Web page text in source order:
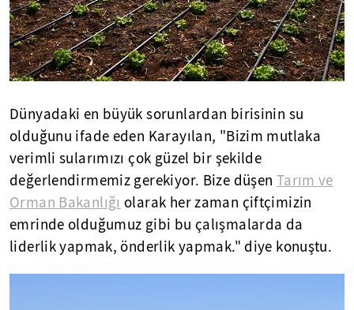
Dünyadaki en büyük sorunlardan birisinin su
olduğunu ifade eden Karayılan, "Bizim mutlaka
verimli sularımızı çok güzel bir şekilde
değerlendirmemiz gerekiyor. Bize düşen Tarım ve
Orman Bakanlığı olarak her zaman çiftçimizin
emrinde olduğumuz gibi bu çalışmalarda da
liderlik yapmak, önderlik yapmak." diye konuştu.